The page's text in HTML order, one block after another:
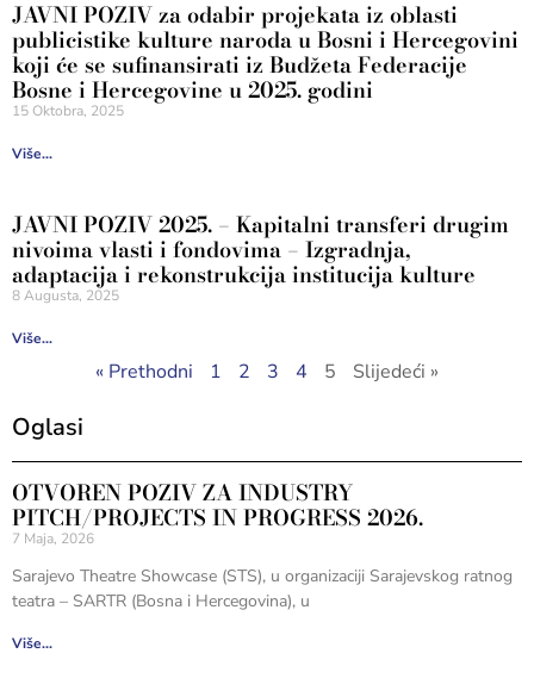
JAVNI POZIV za odabir projekata iz oblasti
publicistike kulture naroda u Bosni i Hercegovini
koji će se sufinansirati iz Budžeta Federacije
Bosne i Hercegovine u 2025. godini
15 Oktobra, 2025
Više...
JAVNI POZIV 2025. – Kapitalni transferi drugim
nivoima vlasti i fondovima – Izgradnja,
adaptacija i rekonstrukcija institucija kulture
8 Augusta, 2025
Više...
« Prethodni 1 2 3 4 5 Slijedeći »
Oglasi
OTVOREN POZIV ZA INDUSTRY
PITCH/PROJECTS IN PROGRESS 2026.
7 Maja, 2026
Sarajevo Theatre Showcase (STS), u organizaciji Sarajevskog ratnog
teatra – SARTR (Bosna i Hercegovina), u
Više...